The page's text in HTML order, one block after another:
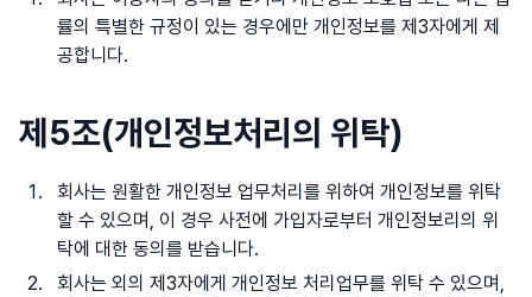
률의 특별한 규정이 있는 경우에만 개인정보를 제3자에게 제
공합니다.
제5조(개인정보처리의 위탁)
회사는 원활한 개인정보 업무처리를 위하여 개인정보를 위탁
할 수 있으며, 이 경우 사전에 가입자로부터 개인정보리의 위
탁에 대한 동의를 받습니다.
회사는 외의 제3자에게 개인정보 처리업무를 위탁 수 있으며,